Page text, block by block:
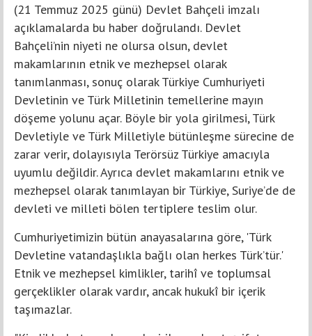
(21 Temmuz 2025 günü) Devlet Bahçeli imzalı
açıklamalarda bu haber doğrulandı. Devlet
Bahçeli’nin niyeti ne olursa olsun, devlet
makamlarının etnik ve mezhepsel olarak
tanımlanması, sonuç olarak Türkiye Cumhuriyeti
Devletinin ve Türk Milletinin temellerine mayın
döşeme yolunu açar. Böyle bir yola girilmesi, Türk
Devletiyle ve Türk Milletiyle bütünleşme sürecine de
zarar verir, dolayısıyla Terörsüz Türkiye amacıyla
uyumlu değildir. Ayrıca devlet makamlarını etnik ve
mezhepsel olarak tanımlayan bir Türkiye, Suriye’de de
devleti ve milleti bölen tertiplere teslim olur.
Cumhuriyetimizin bütün anayasalarına göre, 'Türk
Devletine vatandaşlıkla bağlı olan herkes Türk’tür.'
Etnik ve mezhepsel kimlikler, tarihî ve toplumsal
gerçeklikler olarak vardır, ancak hukukî bir içerik
taşımazlar.